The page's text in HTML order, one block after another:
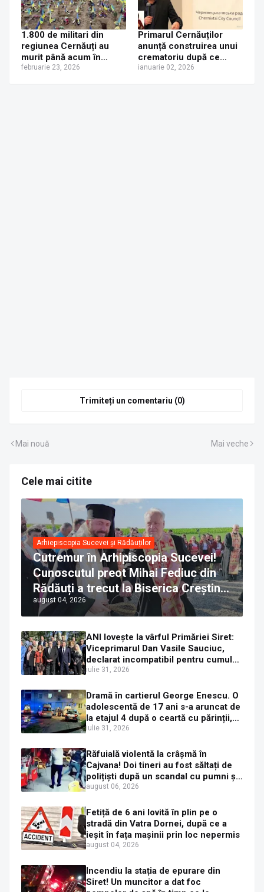
1.800 de militari din
regiunea Cernăuți au
murit până acum în
războiul ruso-ucrainean
februarie 23, 2026
Primarul Cernăuților
anunță construirea unui
crematoriu după ce
orașul aproape că a
ianuarie 02, 2026
Trimiteți un comentariu (0)
Mai nouă Mai veche
Cele mai citite
Arhiepiscopia Sucevei și Rădăuților
Cutremur în Arhipiscopia Sucevei!
Cunoscutul preot Mihai Fediuc din
Rădăuți a trecut la Biserica Creștină
Ortodoxă Valahă. ÎPS Calinic anunță
că îi pregătește judecata canonică
august 04, 2026
ANI lovește la vârful Primăriei Siret:
Viceprimarul Dan Vasile Sauciuc,
declarat incompatibil pentru cumul
de funcții
iulie 31, 2026
Dramă în cartierul George Enescu. O
adolescentă de 17 ani s-a aruncat de
la etajul 4 după o ceartă cu părinții,
pe fondul consumului de alcool în
iulie 31, 2026
Răfuială violentă la crâșmă în
Cajvana! Doi tineri au fost săltați de
polițiști după un scandal cu pumni și
mașini distruse
august 06, 2026
Fetiță de 6 ani lovită în plin pe o
stradă din Vatra Dornei, după ce a
ieșit în fața mașinii prin loc nepermis
august 04, 2026
Incendiu la stația de epurare din
Siret! Un muncitor a dat foc